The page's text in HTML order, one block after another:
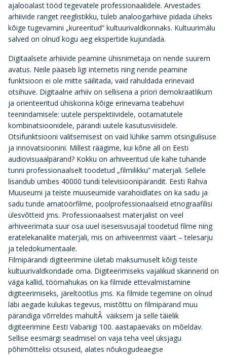
ajalooalast tööd tegevatele professionaalidele. Arvestades
arhiivide ranget reeglistikku, tuleb analoogarhiive pidada üheks
kõige tugevamini „kureeritud” kultuurivaldkonnaks. Kultuurimälu
salved on olnud kogu aeg ekspertide kujundada.
Digitaalsete arhiivide peamine ühisnimetaja on nende suurem
avatus. Neile pääseb ligi internetis ning nende peamine
funktsioon ei ole mitte säilitada, vaid rahuldada erinevaid
otsihuve. Digitaalne arhiiv on sellisena a priori demokraatlikum
ja orienteeritud ühiskonna kõige erinevama teabehuvi
teenindamisele: uutele perspektiividele, ootamatutele
kombinatsioonidele, pärandi uutele kasutusviisidele.
Otsifunktsiooni valitsemisest on vaid lühike samm otsingulisuse
ja innovatsioonini. Millest räägime, kui kõne all on Eesti
audiovisuaalpärand? Kokku on arhiveeritud üle kahe tuhande
tunni professionaalselt toodetud „filmilikku” materjali. Sellele
lisandub umbes 40000 tundi televisioonipärandit. Eesti Rahva
Muuseumi ja teiste muuseumide varahoidlates on ka sadu ja
sadu tunde amatöörfilme, poolprofessionaalseid etnograafilisi
ülesvõtteid jms. Professionaalsest materjalist on veel
arhiveerimata suur osa uuel iseseisvusajal toodetud filme ning
eratelekanalite materjali, mis on arhiveerimist väärt – telesarju
ja teledokumentaale.
Filmipärandi digiteerimine ületab maksumuselt kõigi teiste
kultuurivaldkondade oma. Digiteerimiseks vajalikud skannerid on
väga kallid, töömahukas on ka filmide ettevalmistamine
digiteerimiseks, järeltöötlus jms. Ka filmide tegemine on olnud
läbi aegade kulukas tegevus, mistõttu on filmipärand muu
pärandiga võrreldes mahultÂ väiksem ja selle täielik
digiteerimine Eesti Vabariigi 100. aastapäevaks on mõeldav.
Sellise eesmärgi seadmisel on vaja teha veel üksjagu
põhimõttelisi otsuseid, alates nõukogudeaegse